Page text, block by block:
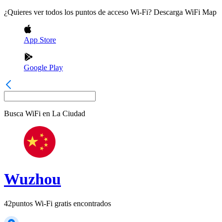
¿Quieres ver todos los puntos de acceso Wi-Fi? Descarga WiFi Map
App Store
Google Play
Busca WiFi en La Ciudad
Wuzhou
42puntos Wi-Fi gratis encontrados